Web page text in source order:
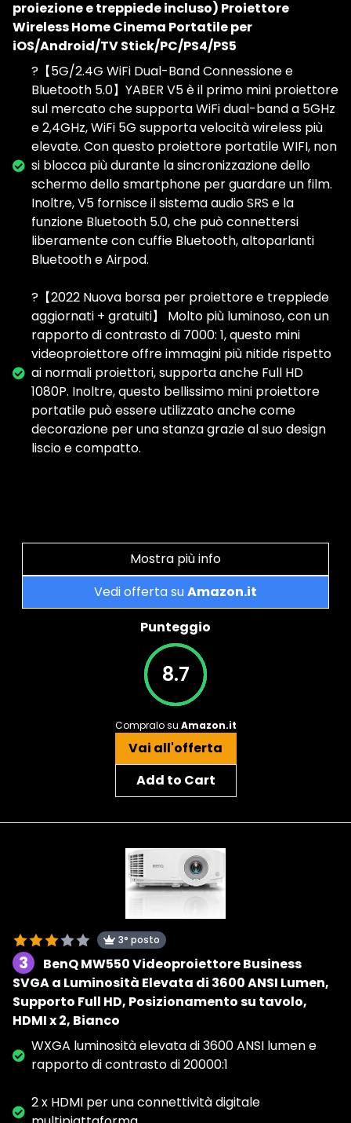
proiezione e treppiede incluso) Proiettore
Wireless Home Cinema Portatile per
iOS/Android/TV Stick/PC/PS4/PS5
?【5G/2.4G WiFi Dual-Band Connessione e
Bluetooth 5.0】YABER V5 è il primo mini proiettore
sul mercato che supporta WiFi dual-band a 5GHz
e 2,4GHz, WiFi 5G supporta velocità wireless più
elevate. Con questo proiettore portatile WIFI, non
si blocca più durante la sincronizzazione dello
schermo dello smartphone per guardare un film.
Inoltre, V5 fornisce il sistema audio SRS e la
funzione Bluetooth 5.0, che può connettersi
liberamente con cuffie Bluetooth, altoparlanti
Bluetooth e Airpod.
?【2022 Nuova borsa per proiettore e treppiede
aggiornati + gratuiti】 Molto più luminoso, con un
rapporto di contrasto di 7000: 1, questo mini
videoproiettore offre immagini più nitide rispetto
ai normali proiettori, supporta anche Full HD
1080P. Inoltre, questo bellissimo mini proiettore
portatile può essere utilizzato anche come
decorazione per una stanza grazie al suo design
liscio e compatto.
Mostra più info
Vedi offerta suAmazon.it
Punteggio
8.7
Compralo su Amazon.it
Vai all'offerta
Add to Cart
3° posto
3
BenQ MW550 Videoproiettore Business
SVGA a Luminosità Elevata di 3600 ANSI Lumen,
Supporto Full HD, Posizionamento su tavolo,
HDMI x 2, Bianco
WXGA luminosità elevata di 3600 ANSI lumen e
rapporto di contrasto di 20000:1
2 x HDMI per una connettività digitale